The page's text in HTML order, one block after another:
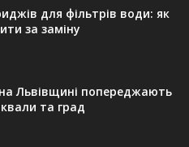
для фільтрів води: як
за заміну
Львівщині попереджають
та град